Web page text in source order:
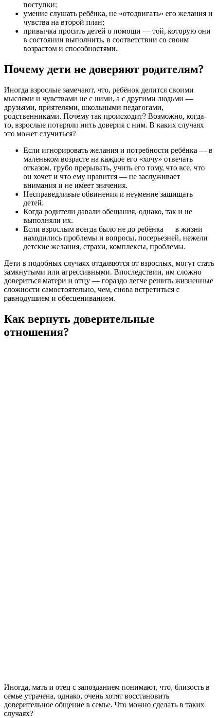
поступки;
умение слушать ребёнка, не «отодвигать» его желания и
чувства на второй план;
привычка просить детей о помощи — той, которую они
в состоянии выполнить, в соответствии со своим
возрастом и способностями.
Почему дети не доверяют родителям?
Иногда взрослые замечают, что, ребёнок делится своими
мыслями и чувствами не с ними, а с другими людьми —
друзьями, приятелями, школьными педагогами,
родственниками. Почему так происходит? Возможно, когда-
то, взрослые потеряли нить доверия с ним. В каких случаях
это может случиться?
Если игнорировать желания и потребности ребёнка — в
маленьком возрасте на каждое его «хочу» отвечать
отказом, грубо прерывать, учить его тому, что все, что
он хочет и что ему нравится — не заслуживает
внимания и не имеет значения.
Несправедливые обвинения и неумение защищать
детей.
Когда родители давали обещания, однако, так и не
выполняли их.
Если взрослым всегда было не до ребёнка — в жизни
находились проблемы и вопросы, посерьезней, нежели
детские желания, страхи, комплексы, проблемы.
Дети в подобных случаях отдаляются от взрослых, могут стать
замкнутыми или агрессивными. Впоследствии, им сложно
довериться матери и отцу — гораздо легче решить жизненные
сложности самостоятельно, чем, снова встретиться с
равнодушием и обесцениванием.
Как вернуть доверительные
отношения?
Иногда, мать и отец с запозданием понимают, что, близость в
семье утрачена, однако, очень хотят восстановить
доверительное общение в семье. Что можно сделать в таких
случаях?